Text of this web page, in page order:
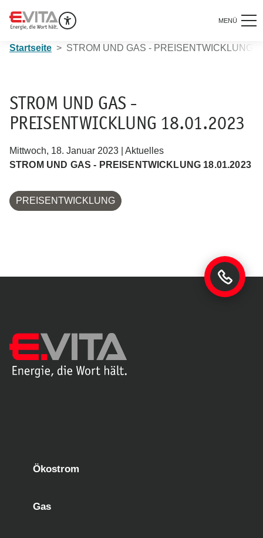
MENÜ
Startseite STROM UND GAS - PREISENTWICKLUNG
STROM UND GAS -
PREISENTWICKLUNG 18.01.2023
Mittwoch, 18. Januar 2023 | Aktuelles
STROM UND GAS - PREISENTWICKLUNG 18.01.2023
PREISENTWICKLUNG
Ökostrom
Gas